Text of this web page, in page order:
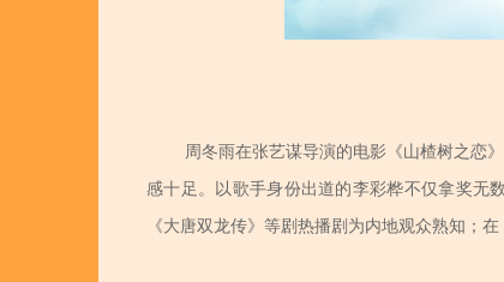
周冬雨在张艺谋导演的电影《山楂树之恋
感十足。以歌手身份出道的李彩桦不仅拿奖无
《大唐双龙传》等剧热播剧为内地观众熟知 ；